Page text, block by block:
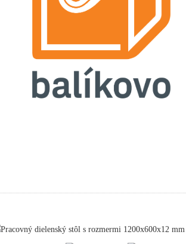
Pracovný dielenský stôl s rozmermi 1200x600x12